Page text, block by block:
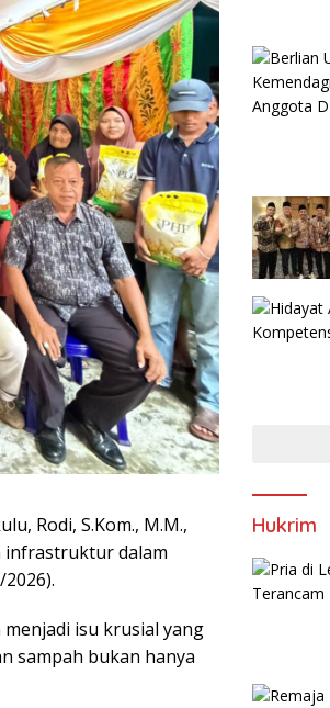
Rodi, S.Kom., M.M.,
infrastruktur dalam
isu krusial yang
sampah bukan hanya
Hukrim